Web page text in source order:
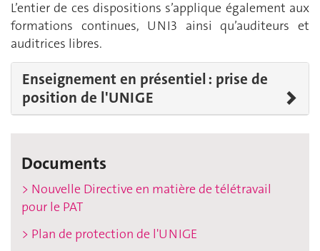
L’entier de ces dispositions s’applique également aux
formations continues, UNI3 ainsi qu’auditeurs et
auditrices libres.
Enseignement en présentiel : prise de
position de l'UNIGE
Documents
> Nouvelle Directive en matière de télétravail
pour le PAT
> Plan de protection de l'UNIGE